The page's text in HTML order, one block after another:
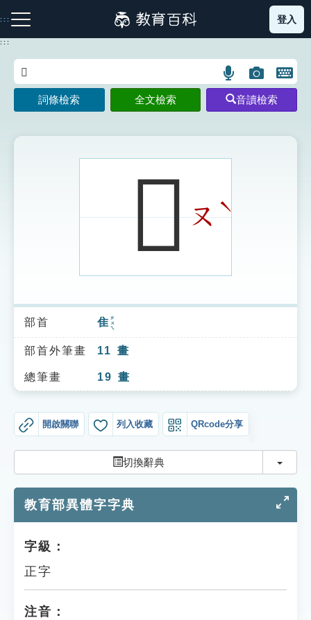
到
主
:::
注音索引圖示 筆畫索引圖示 部首索引表圖示
索引選單
知識索引
單字索引
遊戲專區
教學應用
貓頭鷹博士
登入
:::
語
言
搜
示
圖
片
搜
開
鍵
圖
詞條檢索 全文檢索 音讀檢索
𩀫ㄡ ˋ
部首 隹 ㄓㄨㄟ
部首外筆畫 11 畫
總筆畫 19 畫
開啟關聯 列入收藏 QRcode分享
切換辭典 切換
教育部異體字字典
字級：
正字
注音：